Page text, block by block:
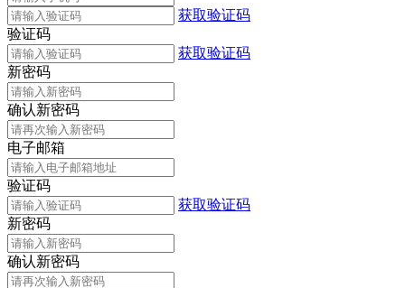
获取验证码
验证码
获取验证码
新密码
确认新密码
电子邮箱
验证码
获取验证码
新密码
确认新密码